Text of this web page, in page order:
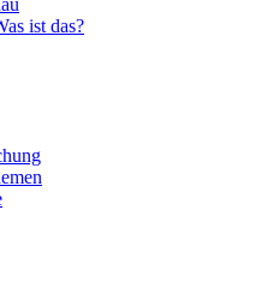
ist das?